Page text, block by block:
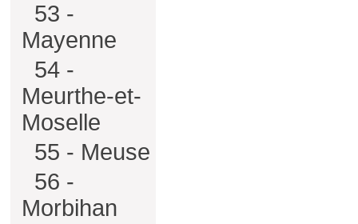
53 -
Mayenne
54 -
Meurthe-et-
Moselle
55 - Meuse
56 -
Morbihan